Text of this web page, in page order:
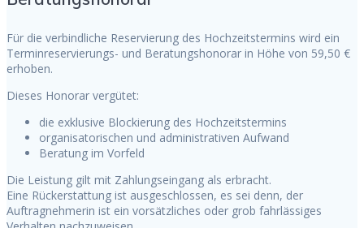
Für die verbindliche Reservierung des Hochzeitstermins wird ein
Terminreservierungs- und Beratungshonorar in Höhe von 59,50 €
erhoben.
Dieses Honorar vergütet:
die exklusive Blockierung des Hochzeitstermins
organisatorischen und administrativen Aufwand
Beratung im Vorfeld
Die Leistung gilt mit Zahlungseingang als erbracht.
Eine Rückerstattung ist ausgeschlossen, es sei denn, der
Auftragnehmerin ist ein vorsätzliches oder grob fahrlässiges